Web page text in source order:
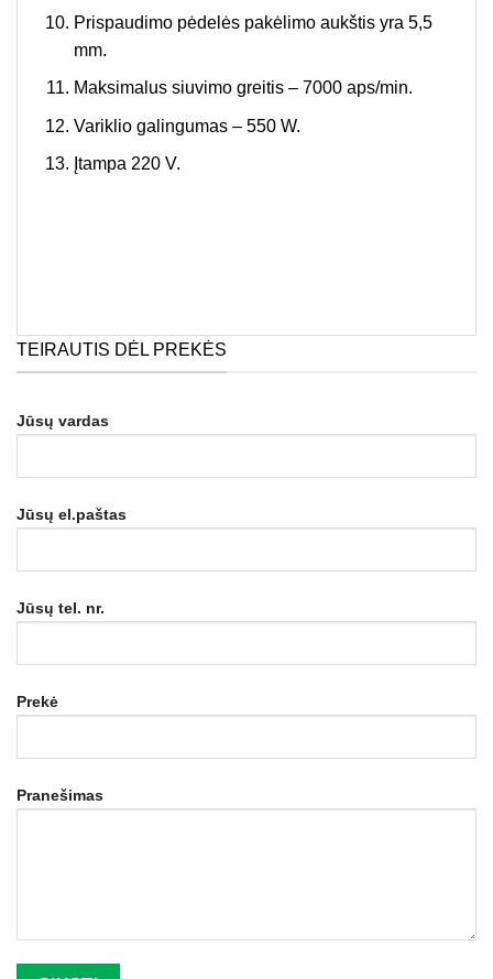
Prispaudimo pėdelės pakėlimo aukštis yra 5,5
mm.
Maksimalus siuvimo greitis – 7000 aps/min.
Variklio galingumas – 550 W.
Įtampa 220 V.
TEIRAUTIS DĖL PREKĖS
Jūsų vardas
Jūsų el.paštas
Jūsų tel. nr.
Prekė
Pranešimas